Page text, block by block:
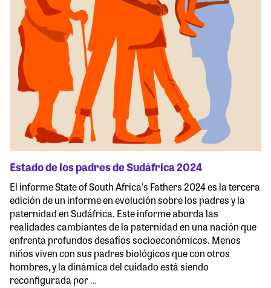
Estado de los padres de Sudáfrica 2024
El informe State of South Africa's Fathers 2024 es la tercera
edición de un informe en evolución sobre los padres y la
paternidad en Sudáfrica. Este informe aborda las
realidades cambiantes de la paternidad en una nación que
enfrenta profundos desafíos socioeconómicos. Menos
niños viven con sus padres biológicos que con otros
hombres, y la dinámica del cuidado está siendo
reconfigurada por…